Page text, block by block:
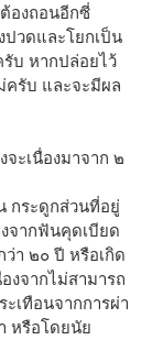
องถอนอีกซี่
ปวดและโยกเป็น
รับ หากปล่อยไว้
ครับ และจะมีผล
ะเนื่องมาจาก ๒
กระดูกส่วนที่อยู่
จากฟันคุดเบียด
า ๒๐ ปี หรือเกิด
งจากไม่สามารถ
เทือนจากการผ่า
หรือโดยนัย